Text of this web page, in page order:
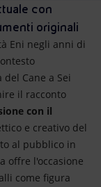
con
originali
Eni negli anni di
Cane a Sei
il racconto
con il
e creativo del
al pubblico in
offre l'occasione
come figura